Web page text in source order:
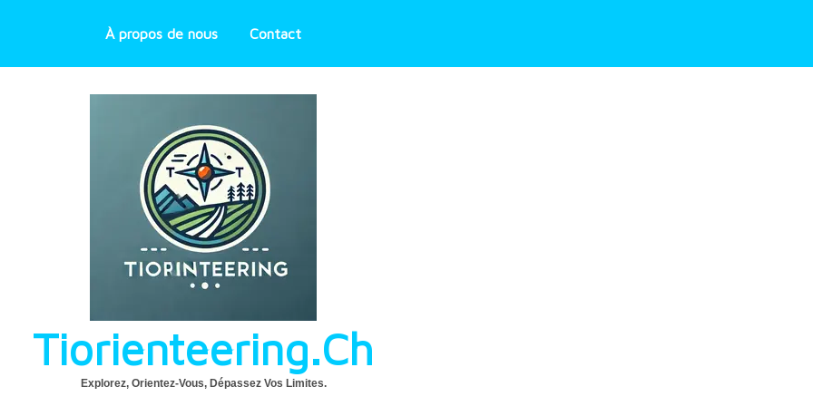
À propos de nous Contact
Tiorienteering.ch
Explorez, Orientez-Vous, Dépassez Vos Limites.